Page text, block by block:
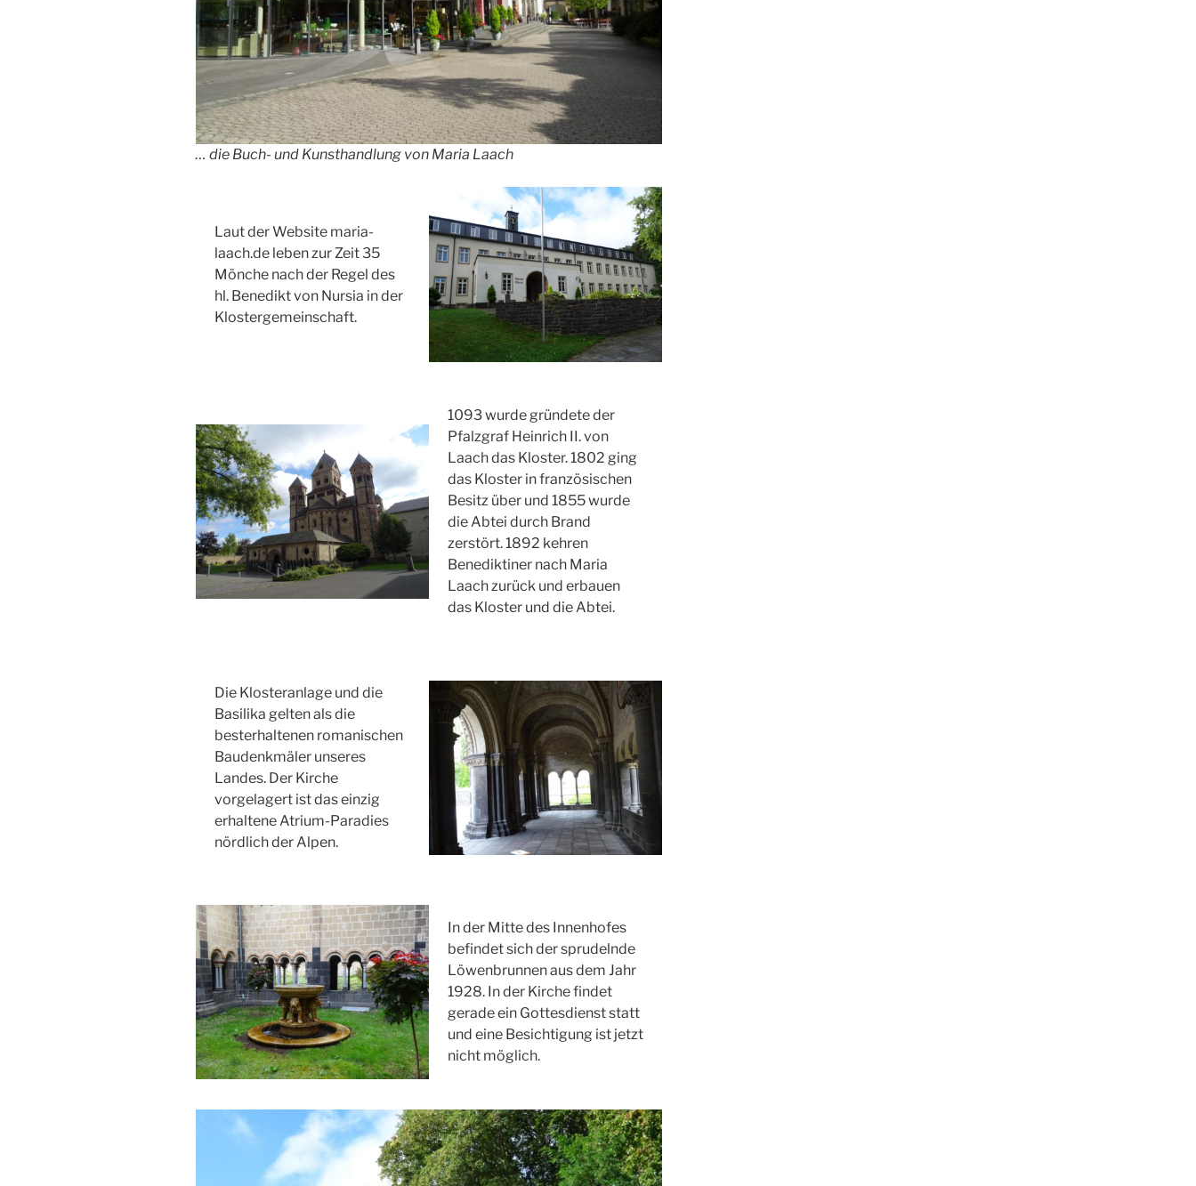
… die Buch- und Kunsthandlung von Maria Laach
Laut der Website maria-
laach.de leben zur Zeit 35
Mönche nach der Regel des
hl. Benedikt von Nursia in der
Klostergemeinschaft.
1093 wurde gründete der
Pfalzgraf Heinrich II. von
Laach das Kloster. 1802 ging
das Kloster in französischen
Besitz über und 1855 wurde
die Abtei durch Brand
zerstört. 1892 kehren
Benediktiner nach Maria
Laach zurück und erbauen
das Kloster und die Abtei.
Die Klosteranlage und die
Basilika gelten als die
besterhaltenen romanischen
Baudenkmäler unseres
Landes. Der Kirche
vorgelagert ist das einzig
erhaltene Atrium-Paradies
nördlich der Alpen.
In der Mitte des Innenhofes
befindet sich der sprudelnde
Löwenbrunnen aus dem Jahr
1928. In der Kirche findet
gerade ein Gottesdienst statt
und eine Besichtigung ist jetzt
nicht möglich.